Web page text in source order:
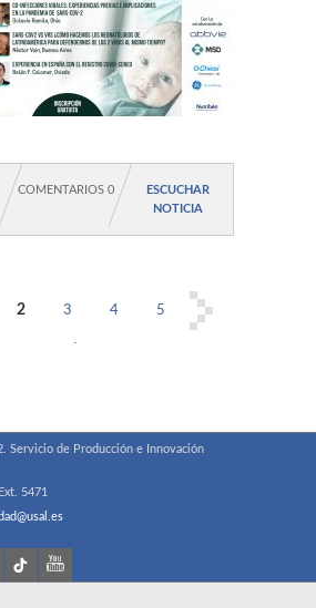
COMENTARIOS 0
ESCUCHAR
NOTICIA
2 3 4 5
Servicio de Producción e Innovación
5471